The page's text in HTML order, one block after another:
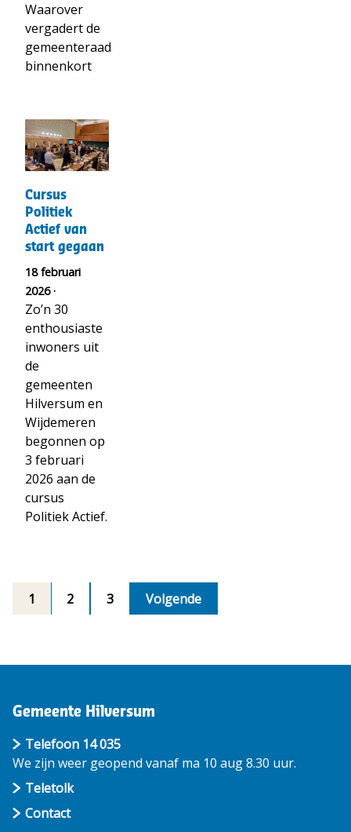
Waarover
vergadert de
gemeenteraad
binnenkort
t("Lees
meer
over")
Cursus
Politiek
Actief
van
gegaan
Cursus
Politiek
Actief van
start gegaan
18 februari
2026 ·
Zo’n 30
enthousiaste
inwoners uit
de
gemeenten
Hilversum en
Wijdemeren
begonnen op
3 februari
2026 aan de
cursus
Politiek Actief.
1 2 3 Volgende
Gemeente Hilversum
Telefoon 14 035
We zijn weer geopend vanaf ma 10 aug 8.30 uur.
Teletolk
Contact